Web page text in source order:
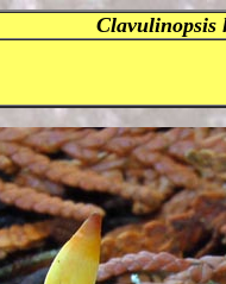
Clavulinopsis